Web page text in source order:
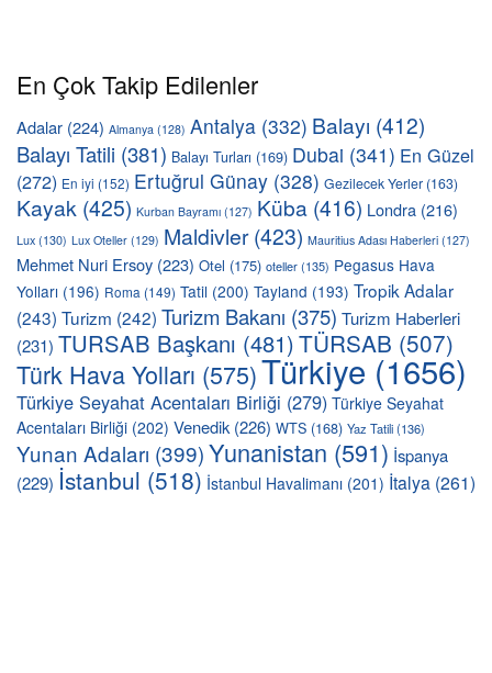
En Çok Takip Edilenler
Adalar (224) Almanya (128) Antalya (332) Balayı (412)
Balayı Tatili (381) Balayı Turları (169) Dubai (341) En Güzel
(272) En iyi (152) Ertuğrul Günay (328) Gezilecek Yerler (163)
Kayak (425) Kurban Bayramı (127) Küba (416) Londra (216)
Lux (130) Lux Oteller (129) Maldivler(423) Mauritius Adası Haberleri (127)
Mehmet Nuri Ersoy (223) Otel (175) oteller(135) Pegasus Hava
Yolları (196) Roma (149) Tatil (200) Tayland (193) Tropik Adalar
(243) Turizm (242) Turizm Bakanı (375) Turizm Haberleri
(231) TURSAB Başkanı (481)TÜRSAB (507)
Türk Hava Yolları (575)Türkiye (1656)
Türkiye Seyahat Acentaları Birliği (279) Türkiye Seyahat
Acentaları Birliği (202) Venedik(226) WTS (168) Yaz Tatili(136)
Yunan Adaları (399)Yunanistan (591) İspanya
(229) İstanbul (518) İstanbul Havalimanı (201) İtalya (261)